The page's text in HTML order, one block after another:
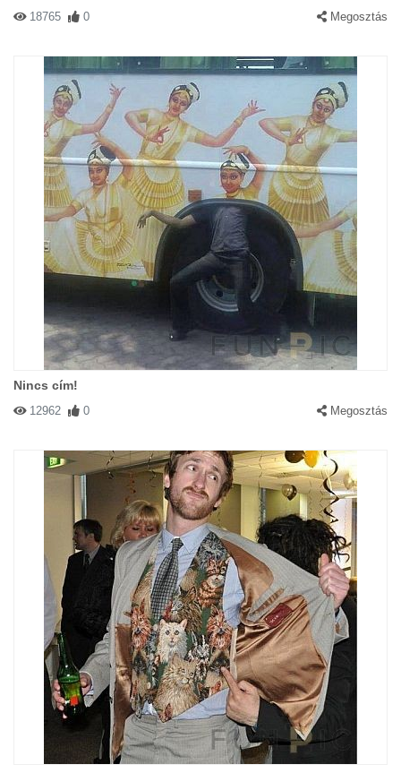
18765 0 Megosztás
Nincs cím!
12962 0 Megosztás